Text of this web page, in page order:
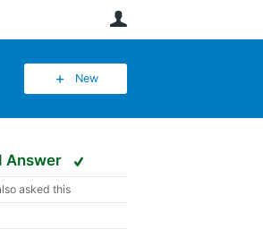
New
Answer
asked this